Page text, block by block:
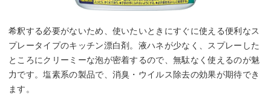
希釈する必要がないため、使いたいときにすぐに使える便利なス
プレータイプのキッチン漂白剤。液ハネが少なく、スプレーした
ところにクリーミーな泡が密着するので、無駄なく使えるのが魅
力です。塩素系の製品で、消臭・ウイルス除去の効果が期待でき
ます。